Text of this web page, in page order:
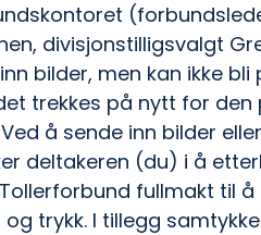
divisjonstilligsvalgt
bilder, men kan ikke
trekkes på nytt for den
Ved å sende inn bilder
deltakeren (du) i å
fullmakt til
trykk. I tillegg